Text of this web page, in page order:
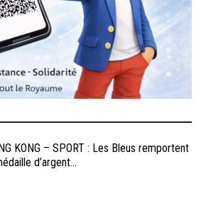
KONG – SPORT : Les Bleus remportent
d’argent...